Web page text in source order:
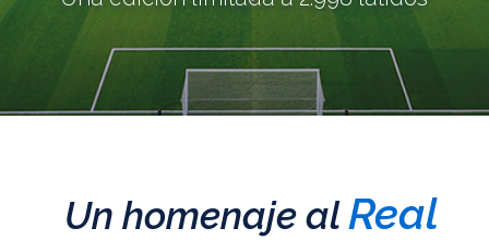
Un homenaje alReal